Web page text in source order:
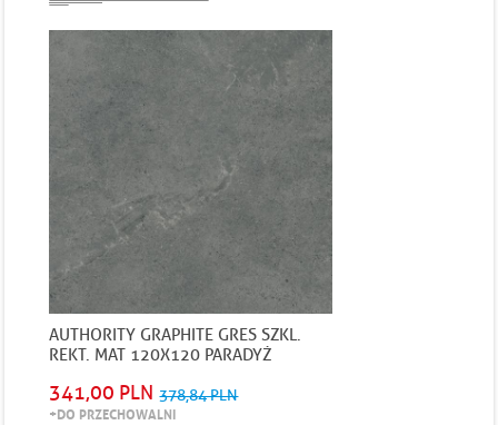
AUTHORITY GRAPHITE GRES SZKL.
REKT. MAT 120X120 PARADYŻ
341,00 PLN 378,84 PLN
+DO PRZECHOWALNI